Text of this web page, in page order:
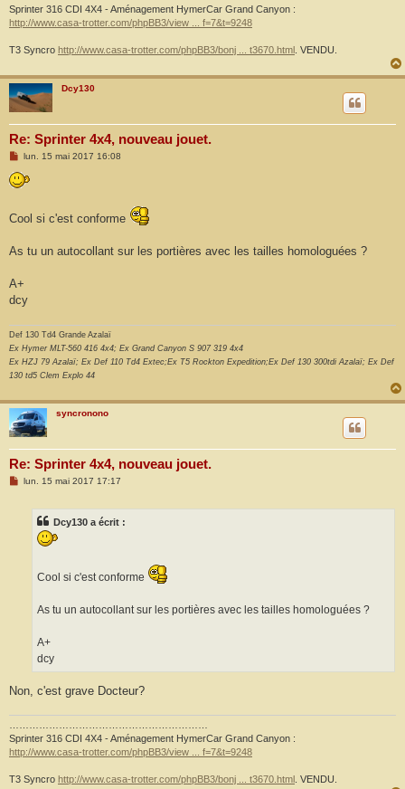
Sprinter 316 CDI 4X4 - Aménagement HymerCar Grand Canyon :
http://www.casa-trotter.com/phpBB3/view ... f=7&t=9248
T3 Syncro http://www.casa-trotter.com/phpBB3/bonj ... t3670.html . VENDU.
Dcy130
Re: Sprinter 4x4, nouveau jouet.
M
s
s
e
lun. 15 mai 2017 16:08
Cool si c'est conforme
As tu un autocollant sur les portières avec les tailles homologuées ?
A+
dcy
Def 130 Td4 Grande Azalaï
Ex Hymer MLT-560 416 4x4; Ex Grand Canyon S 907 319 4x4
Ex HZJ 79 Azalaï; Ex Def 110 Td4 Extec;Ex T5 Rockton Expedition;Ex Def 130 300tdi Azalaï; Ex Def
130 td5 Clem Explo 44
syncronono
Re: Sprinter 4x4, nouveau jouet.
Mlun. 15 mai 2017 17:17
Dcy130 a écrit :
Cool si c'est conforme
As tu un autocollant sur les portières avec les tailles homologuées ?
A+
dcy
Non, c'est grave Docteur?
Sprinter 316 CDI 4X4 - Aménagement HymerCar Grand Canyon :
http://www.casa-trotter.com/phpBB3/view ... f=7&t=9248
T3 Syncro http://www.casa-trotter.com/phpBB3/bonj ... t3670.html . VENDU.